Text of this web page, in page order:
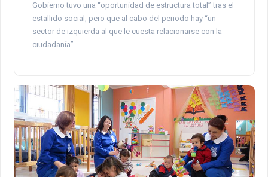
Gobierno tuvo una “oportunidad de estructura total” tras el
estallido social, pero que al cabo del periodo hay “un
sector de izquierda al que le cuesta relacionarse con la
ciudadanía”.